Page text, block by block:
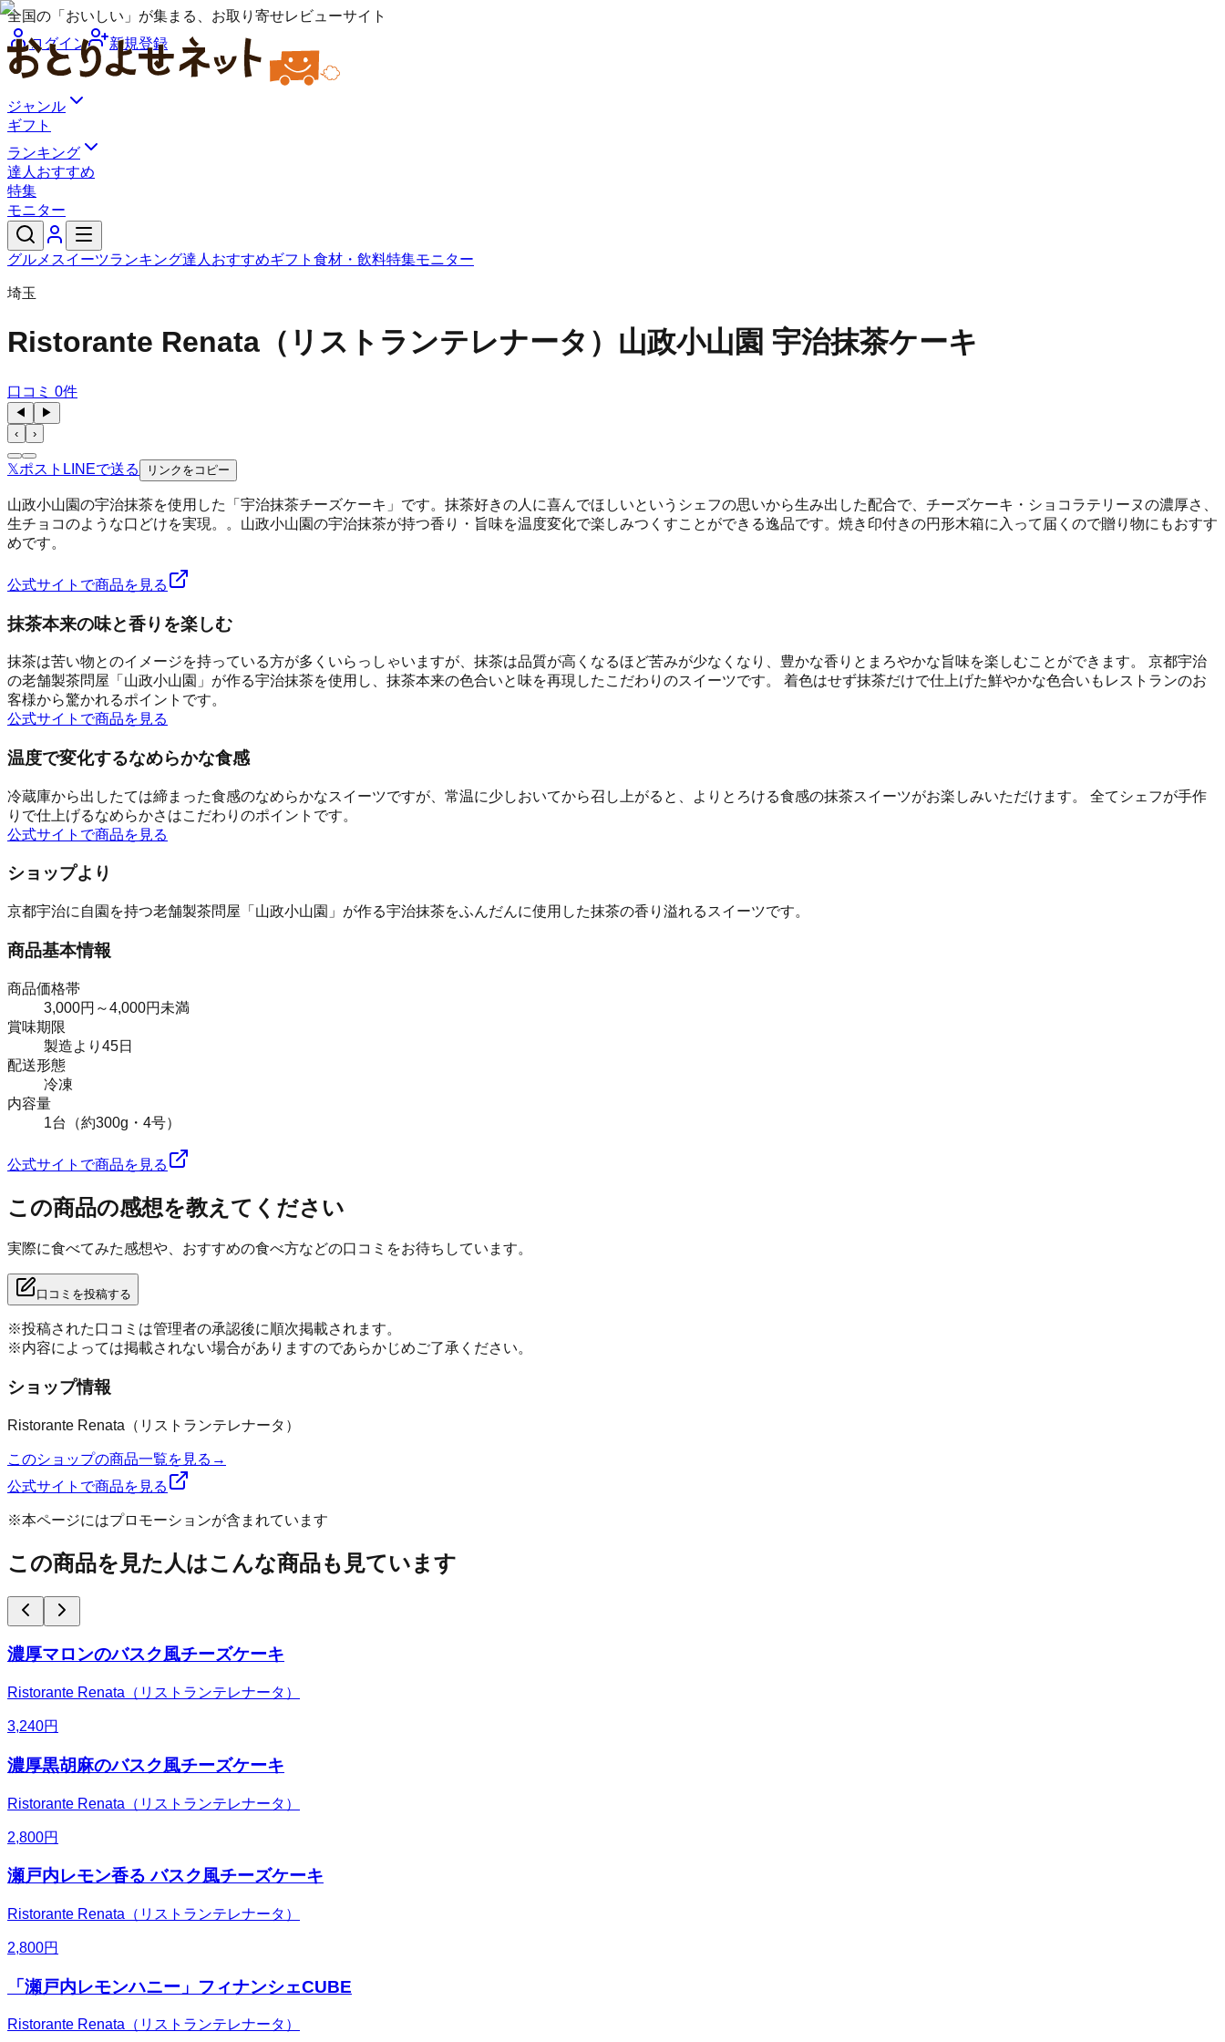
全国の「おいしい」が集まる、お取り寄せレビューサイト
ログイン
新規登録
ジャンル
ギフト
ランキング
達人おすすめ
特集
モニター
グルメ スイーツランキング達人おすすめギフト 食材・飲料特集モニター
埼玉
Ristorante Renata（リストランテレナータ） 山政小山園 宇治抹茶ケーキ
口コミ 0件
◀
▶
‹
›
𝕏ポスト LINEで送る リンクをコピー
山政小山園の宇治抹茶を使用した「宇治抹茶チーズケーキ」です。抹茶好きの人に喜んでほしいというシェフの思いから生み出した配合で、チーズケーキ・ショコラテリーヌの濃厚さ、
生チョコのような口どけを実現。。山政小山園の宇治抹茶が持つ香り・旨味を温度変化で楽しみつくすことができる逸品です。焼き印付きの円形木箱に入って届くので贈り物にもおすす
めです。
公式サイトで商品を見る
抹茶本来の味と香りを楽しむ
抹茶は苦い物とのイメージを持っている方が多くいらっしゃいますが、抹茶は品質が高くなるほど苦みが少なくなり、豊かな香りとまろやかな旨味を楽しむことができます。 京都宇治
の老舗製茶問屋「山政小山園」が作る宇治抹茶を使用し、抹茶本来の色合いと味を再現したこだわりのスイーツです。 着色はせず抹茶だけで仕上げた鮮やかな色合いもレストランのお
客様から驚かれるポイントです。
公式サイトで商品を見る
温度で変化するなめらかな食感
冷蔵庫から出したては締まった食感のなめらかなスイーツですが、常温に少しおいてから召し上がると、よりとろける食感の抹茶スイーツがお楽しみいただけます。 全てシェフが手作
りで仕上げるなめらかさはこだわりのポイントです。
公式サイトで商品を見る
ショップより
京都宇治に自園を持つ老舗製茶問屋「山政小山園」が作る宇治抹茶をふんだんに使用した抹茶の香り溢れるスイーツです。
商品基本情報
商品価格帯
3,000円～4,000円未満
賞味期限
製造より45日
配送形態
冷凍
内容量
1台（約300g・4号）
公式サイトで商品を見る
この商品の感想を教えてください
実際に食べてみた感想や、おすすめの食べ方などの口コミをお待ちしています。
口コミを投稿する
※投稿された口コミは管理者の承認後に順次掲載されます。
※内容によっては掲載されない場合がありますのであらかじめご了承ください。
ショップ情報
Ristorante Renata（リストランテレナータ）
このショップの商品一覧を見る →
公式サイトで商品を見る
※本ページにはプロモーションが含まれています
この商品を見た人はこんな商品も見ています
濃厚マロンのバスク風チーズケーキ
Ristorante Renata（リストランテレナータ）
3,240円
濃厚黒胡麻のバスク風チーズケーキ
Ristorante Renata（リストランテレナータ）
2,800円
瀬戸内レモン香る バスク風チーズケーキ
Ristorante Renata（リストランテレナータ）
2,800円
「瀬戸内レモンハニー」フィナンシェCUBE
Ristorante Renata（リストランテレナータ）